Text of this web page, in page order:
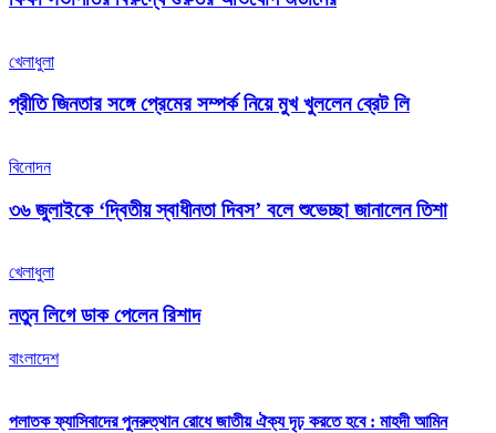
খেলাধুলা
প্রীতি জিনতার সঙ্গে প্রেমের সম্পর্ক নিয়ে মুখ খুললেন ব্রেট লি
বিনোদন
৩৬ জুলাইকে ‘দ্বিতীয় স্বাধীনতা দিবস’ বলে শুভেচ্ছা জানালেন তিশা
খেলাধুলা
নতুন লিগে ডাক পেলেন রিশাদ
বাংলাদেশ
পলাতক ফ্যাসিবাদের পুনরুত্থান রোধে জাতীয় ঐক্য দৃঢ় করতে হবে : মাহদী আমিন